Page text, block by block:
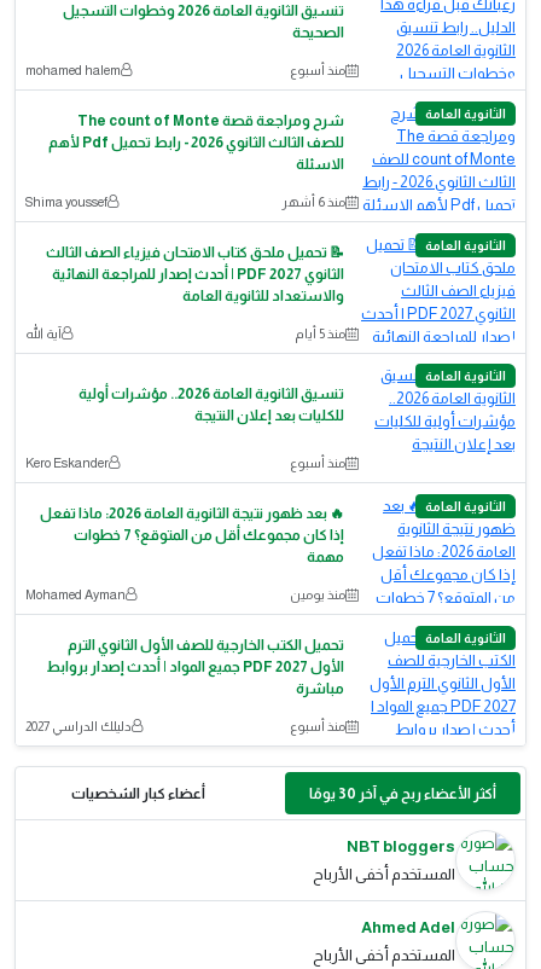
تنسيق الثانوية العامة 2026 وخطوات التسجيل
الصحيحة
منذ أسبوع mohamed halem
الثانوية العامة
شرح ومراجعة قصة The count of Monte
للصف الثالث الثانوي 2026 - رابط تحميل Pdf لأهم
الاسئلة
منذ 6 أشهر Shima youssef
الثانوية العامة
📝 تحميل ملحق كتاب الامتحان فيزياء الصف الثالث
الثانوي 2027 PDF | أحدث إصدار للمراجعة النهائية
والاستعداد للثانوية العامة
منذ 5 أيام آية الله
الثانوية العامة
تنسيق الثانوية العامة 2026.. مؤشرات أولية
للكليات بعد إعلان النتيجة
منذ أسبوع Kero Eskander
الثانوية العامة
🔥 بعد ظهور نتيجة الثانوية العامة 2026: ماذا تفعل
إذا كان مجموعك أقل من المتوقع؟ 7 خطوات
مهمة
منذ يومين Mohamed Ayman
الثانوية العامة
تحميل الكتب الخارجية للصف الأول الثانوي الترم
الأول 2027 PDF جميع المواد | أحدث إصدار بروابط
مباشرة
منذ أسبوع دليلك الدراسي 2027
أكثر الأعضاء ربح في آخر 30 يومًا أعضاء كبار الشخصيات
NBT bloggers
المستخدم أخفى الأرباح
Ahmed Adel
المستخدم أخفى الأرباح